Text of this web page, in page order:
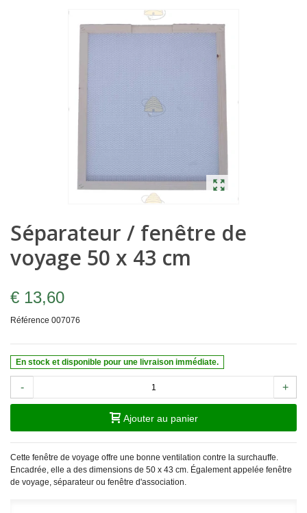
Séparateur / fenêtre de
voyage 50 x 43 cm
€ 13,60
Référence 007076
En stock et disponible pour une livraison immédiate.
- +
Ajouter au panier
Cette fenêtre de voyage offre une bonne ventilation contre la surchauffe.
Encadrée, elle a des dimensions de 50 x 43 cm. Également appelée fenêtre
de voyage, séparateur ou fenêtre d'association.